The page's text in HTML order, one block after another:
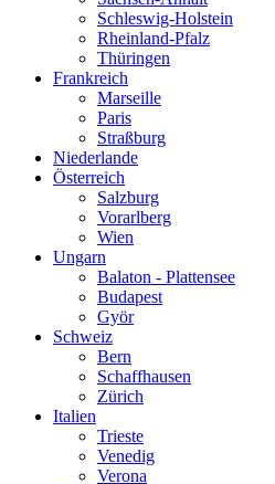
Schleswig-Holstein
Rheinland-Pfalz
Thüringen
Frankreich
Marseille
Paris
Straßburg
Niederlande
Österreich
Salzburg
Vorarlberg
Wien
Ungarn
Balaton - Plattensee
Budapest
Györ
Schweiz
Bern
Schaffhausen
Zürich
Italien
Trieste
Venedig
Verona